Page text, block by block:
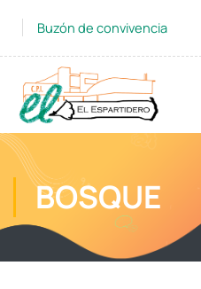
Buzón de convivencia
BOSQUE